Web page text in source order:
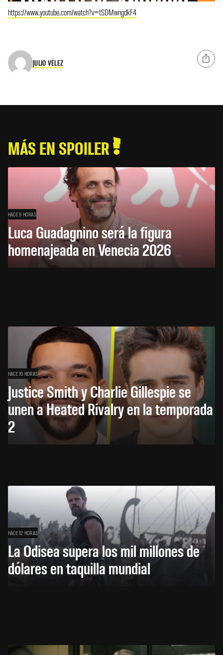
https://www.youtube.com/watch?v=tSDMwngdkF4
JULIO VÉLEZ
MÁS EN SPOILER
HACE 9 HORAS
Luca Guadagnino será la figura
homenajeada en Venecia 2026
HACE 10 HORAS
Justice Smith y Charlie Gillespie se
unen a Heated Rivalry en la temporada
2
HACE 12 HORAS
La Odisea supera los mil millones de
dólares en taquilla mundial